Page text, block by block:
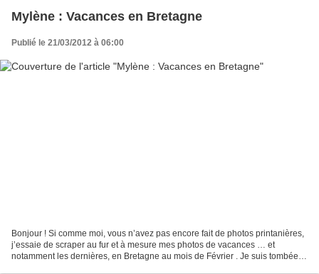
Mylène : Vacances en Bretagne
Publié le 21/03/2012 à 06:00
Bonjour ! Si comme moi, vous n’avez pas encore fait de photos printanières,
j’essaie de scraper au fur et à mesure mes photos de vacances … et
notamment les dernières, en Bretagne au mois de Février . Je suis tombée